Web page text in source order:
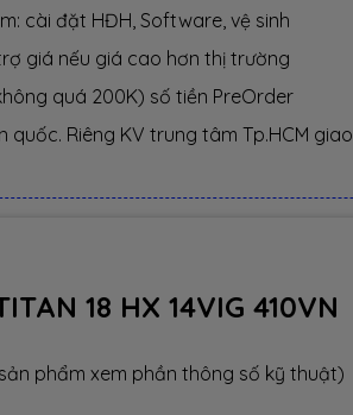
cài đặt HĐH, Software, vệ sinh
trợ giá nếu giá cao hơn thị trường
quá 200K) số tiền PreOrder
quốc. Riêng KV trung tâm Tp.HCM giao
18 HX 14VIG 410VN
phẩm xem phần thông số kỹ thuật)